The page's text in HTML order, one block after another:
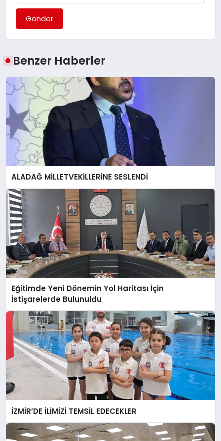
Gönder
Benzer Haberler
ALADAĞ MİLLETVEKİLLERİNE SESLENDİ
Eğitimde Yeni Dönemin Yol Haritası İçin
İstişarelerde Bulunuldu
İZMİR’DE İLİMİZİ TEMSİL EDECEKLER